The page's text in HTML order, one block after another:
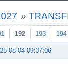
»
192 193 194
08-04 09:37:06